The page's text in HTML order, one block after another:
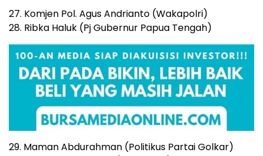
27. Komjen Pol. Agus Andrianto (Wakapolri)
28. Ribka Haluk (Pj Gubernur Papua Tengah)
29. Maman Abdurahman (Politikus Partai Golkar)